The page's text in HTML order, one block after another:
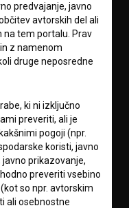
predvajanje, javno
avtorskih del ali
na tem portalu. Prav
z namenom
druge neposredne
ki ni izključno
preveriti, ali je
pogoji (npr.
koristi, javno
prikazovanje,
preveriti vsebino
so npr. avtorskim
ali osebnostne